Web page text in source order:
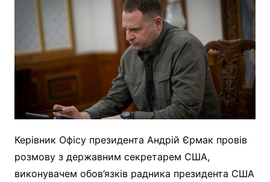
Керівник Офісу президента Андрій Єрмак провів
розмову з державним секретарем США,
виконувачем обов’язків радника президента США